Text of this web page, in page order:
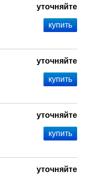
уточняйте
уточняйте
уточняйте
уточняйте